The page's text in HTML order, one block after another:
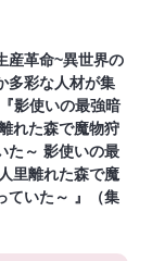
産革命~異世界の
多彩な人材が集
影使いの最強暗
れた森で魔物狩
た～ 影使いの最
里離れた森で魔
ていた～ 』（集